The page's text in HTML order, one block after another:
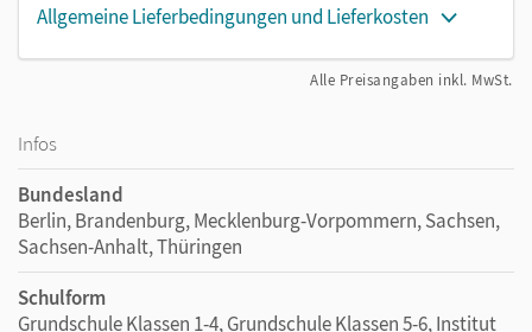
Allgemeine Lieferbedingungen und Lieferkosten
Alle Preisangaben inkl. MwSt.
Infos
Bundesland
Berlin, Brandenburg, Mecklenburg-Vorpommern, Sachsen,
Sachsen-Anhalt, Thüringen
Schulform
Grundschule Klassen 1-4, Grundschule Klassen 5-6, Institut